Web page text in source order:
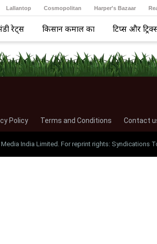
Lallantop Cosmopolitan Harper's Bazaar
रेट्स किसान कमाल का टिप्स और
Policy Terms and Conditions Contact
India Limited. For reprint rights: Syndications